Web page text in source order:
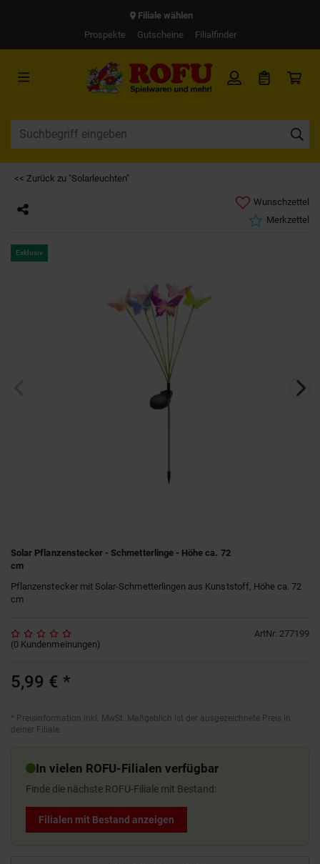
Filiale wählen
Prospekte
Gutscheine Filialfinder
<< Zurück zu "Solarleuchten"
Wunschzettel
Merkzettel
Exklusiv
Solar Pflanzenstecker - Schmetterlinge - Höhe ca. 72
cm
Pflanzenstecker mit Solar-Schmetterlingen aus Kunststoff, Höhe ca. 72
cm
ArtNr: 277199
(0 Kundenmeinungen)
5,99 € *
* Preisinformation inkl. MwSt. Maßgeblich ist der ausgezeichnete Preis in
deiner Filiale.
In vielen ROFU-Filialen verfügbar
Finde die nächste ROFU-Filiale mit Bestand:
Filialen mit Bestand anzeigen